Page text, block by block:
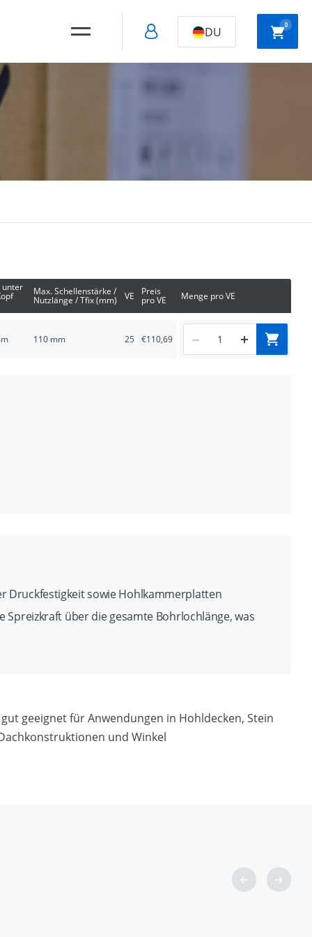
DU 0
unter Max. Schellenstärke /
Nutzlänge / Tfix (mm) VE Preis
pro VE Menge pro VE
110 mm 25 €110,69
von Bohrstaub
Druckfestigkeit sowie Hohlkammerplatten
über die gesamte Bohrlochlänge, was
von Eckankern mit 13 mm Langloch
geeignet für Anwendungen in Hohldecken, Stein
und Winkel